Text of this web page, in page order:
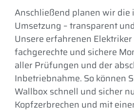
Anschließend planen wir
Umsetzung – transparent
Unsere erfahrenen
fachgerechte und sichere
aller Prüfungen und der
Inbetriebnahme. So können
Wallbox schnell und sicher
Kopfzerbrechen und mit